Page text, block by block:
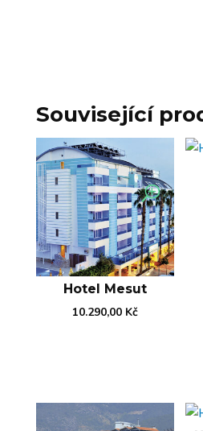
Související
Hotel Mesut
10.290,00 Kč